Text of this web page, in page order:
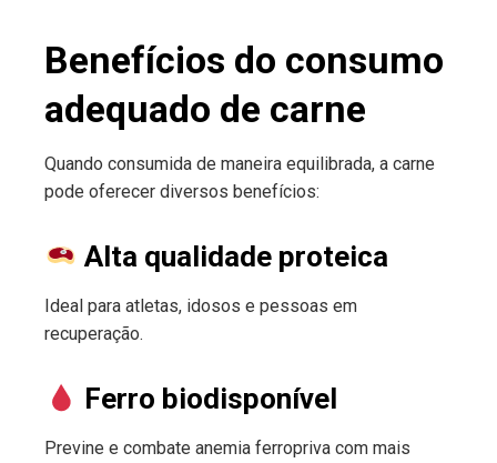
Benefícios do consumo
adequado de carne
Quando consumida de maneira equilibrada, a carne
pode oferecer diversos benefícios:
Alta qualidade proteica
Ideal para atletas, idosos e pessoas em
recuperação.
Ferro biodisponível
Previne e combate anemia ferropriva com mais